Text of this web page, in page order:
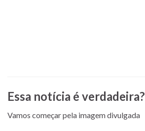
Essa notícia é verdadeira?
Vamos começar pela imagem divulgada